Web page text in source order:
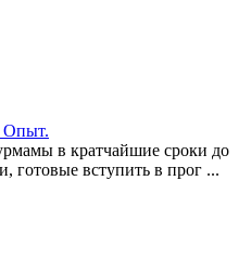
Опыт.
в кратчайшие сроки до
готовые вступить в прог ...